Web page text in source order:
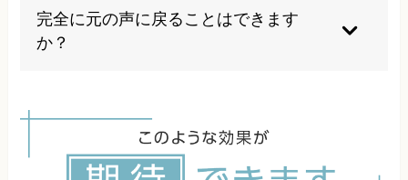
痺では呼吸困難も伴います。両側麻痺の方が重篤
で、緊急治療が必要になることがあります。
完全に元の声に戻ることはできます
か？
療により日常生活に支障のないレベルまで改善す
ることは十分に可能です。